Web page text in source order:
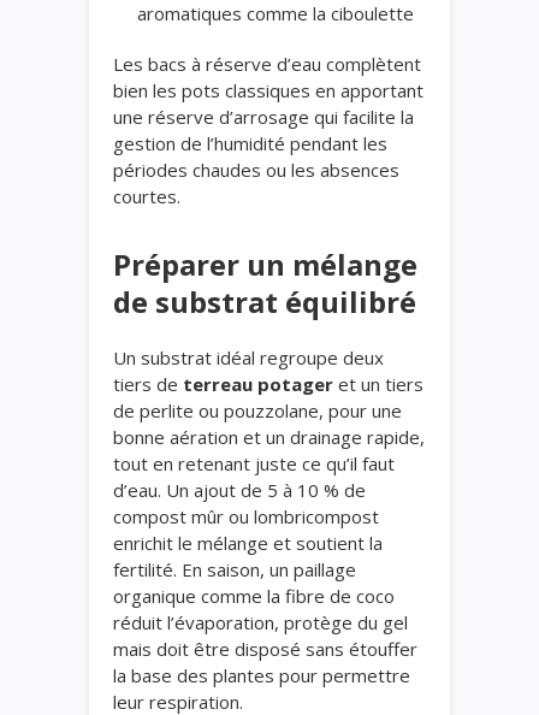
aromatiques comme la ciboulette
Les bacs à réserve d’eau complètent
bien les pots classiques en apportant
une réserve d’arrosage qui facilite la
gestion de l’humidité pendant les
périodes chaudes ou les absences
courtes.
Préparer un mélange
de substrat équilibré
Un substrat idéal regroupe deux
tiers de terreau potager et un tiers
de perlite ou pouzzolane, pour une
bonne aération et un drainage rapide,
tout en retenant juste ce qu’il faut
d’eau. Un ajout de 5 à 10 % de
compost mûr ou lombricompost
enrichit le mélange et soutient la
fertilité. En saison, un paillage
organique comme la fibre de coco
réduit l’évaporation, protège du gel
mais doit être disposé sans étouffer
la base des plantes pour permettre
leur respiration.